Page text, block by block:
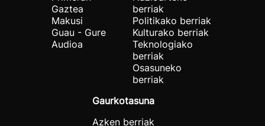
Gaztea
Makusi
Guau - Gure
Audioa
berriak
Politikako berriak
Kulturako berriak
Teknologiako
berriak
Osasuneko
berriak
Gaurkotasuna
Azken berriak